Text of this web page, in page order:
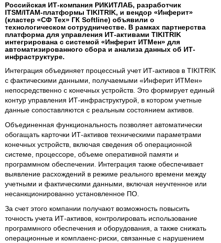
Российская ИТ-компания РИКИТЛАБ, разработчик
ITSM/ITAM-платформы TIKITRIK, и вендор «Инферит»
(кластер «СФ Тех» ГК Softline) объявили о
технологическом сотрудничестве. В рамках партнерства
платформа для управления ИТ-активами TIKITRIK
интегрирована с системой «Инферит ИТМен» для
автоматизированного сбора и анализа данных об ИТ-
инфраструктуре.
Интеграция объединяет процессный учет ИТ-активов в TIKITRIK
с фактическими данными, получаемыми «Инферит ИТМен»
непосредственно с конечных устройств. Это формирует единый
контур управления ИТ-инфраструктурой, в котором учетные
данные сопоставляются с реальным состоянием активов.
Объединенная функциональность позволяет автоматически
обогащать карточки ИТ-активов техническими параметрами
конечных устройств, включая сведения об операционной
системе, процессоре, объеме оперативной памяти и
программном обеспечении. Интеграция также обеспечивает
выявление расхождений в режиме реального времени между
учетными и фактическими данными, включая неучтенное или
несанкционированно установленное ПО.
За счет этого компании получают возможность повысить
точность учета ИТ-активов, контролировать использование
программного обеспечения и оборудования, а также снижать
операционные и комплаенс-риски, связанные с нарушением